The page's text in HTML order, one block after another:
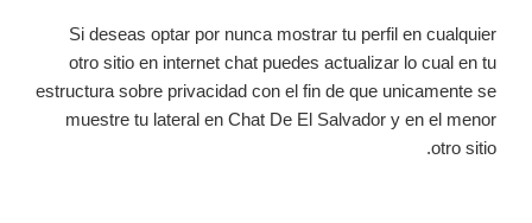
Si deseas optar por nunca mostrar tu perfil en cualquier
otro sitio en internet chat puedes actualizar lo cual en tu
estructura sobre privacidad con el fin de que unicamente se
muestre tu lateral en Chat De El Salvador y en el menor
otro sitio.